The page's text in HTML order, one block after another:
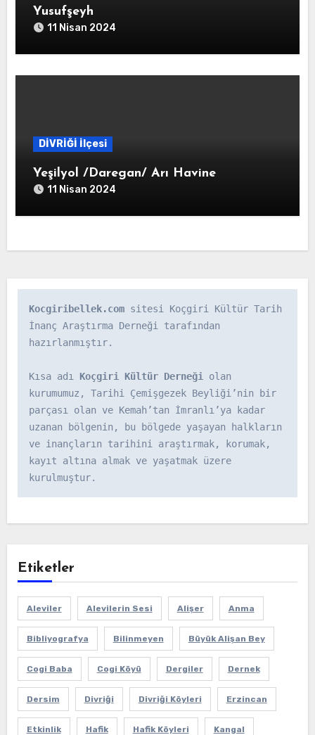
Yusufşeyh
11 Nisan 2024
DİVRİĞİ İlçesi
Yeşilyol /Daregan/ Arı Havine
11 Nisan 2024
Kocgiribellek.com sitesi Koçgiri Kültür Tarih
İnanç Araştırma Derneği tarafından
hazırlanmıştır.
Kısa adı Koçgiri Kültür Derneği olan
kurumumuz, Tarihi Çemişgezek Beyliği’nin bir
parçası olan ve Kemah’tan İmranlı’ya kadar
uzanan bölgenin, bu bölgede yaşayan halkların
ve inançların tarihini araştırmak, korumak,
kayıt altına almak ve yaşatmak üzere
kurulmuştur.
Etiketler
Aleviler Alevilerin Sesi Alişer Anma
Bibliyografya Bilinmeyen Büyük Alişan Bey
Cogi Baba Cogi Köyü Dergiler Dernek
Dersim Divriği Divriği Köyleri Erzincan
Etkinlik Hafik Hafik Köyleri Kangal